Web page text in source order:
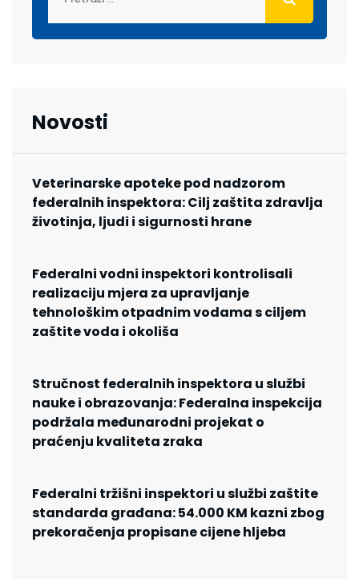
Novosti
Veterinarske apoteke pod nadzorom
federalnih inspektora: Cilj zaštita zdravlja
životinja, ljudi i sigurnosti hrane
Federalni vodni inspektori kontrolisali
realizaciju mjera za upravljanje
tehnološkim otpadnim vodama s ciljem
zaštite voda i okoliša
Stručnost federalnih inspektora u službi
nauke i obrazovanja: Federalna inspekcija
podržala međunarodni projekat o
praćenju kvaliteta zraka
Federalni tržišni inspektori u službi zaštite
standarda građana: 54.000 KM kazni zbog
prekoračenja propisane cijene hljeba